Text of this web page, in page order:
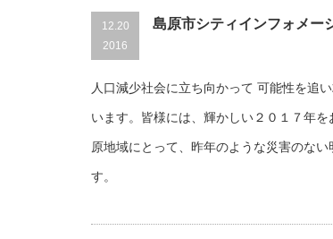
12.20
2016
島原市シティインフォメー
人口減少社会に立ち向かって 可能性を追
います。皆様には、輝かしい２０１７年
原地域にとって、昨年のような災害のな
す。